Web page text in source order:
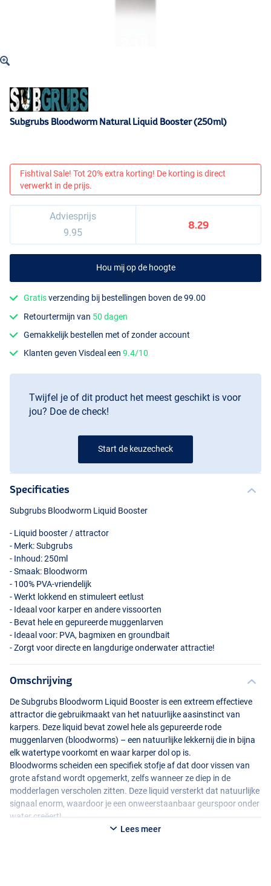
Subgrubs Bloodworm Natural Liquid Booster (250ml)
Fishtival Sale! Tot 20% extra korting! De korting is direct
verwerkt in de prijs.
Adviesprijs
9.95
8.29
Hou mij op de hoogte
Gratisverzending bij bestellingen boven de 99.00
Retourtermijn van 50 dagen
Gemakkelijk bestellen met of zonder account
Klanten geven Visdeal een9.4/10
Twijfel je of dit product het meest geschikt is voor
jou? Doe de check!
Start de keuzecheck
Specificaties
Subgrubs Bloodworm Liquid Booster
- Liquid booster / attractor
- Merk: Subgrubs
- Inhoud: 250ml
- Smaak: Bloodworm
- 100% PVA-vriendelijk
- Werkt lokkend en stimuleert eetlust
- Ideaal voor karper en andere vissoorten
- Bevat hele en gepureerde muggenlarven
- Ideaal voor: PVA, bagmixen en groundbait
- Zorgt voor directe en langdurige onderwater attractie!
Omschrijving
De Subgrubs Bloodworm Liquid Booster is een extreem effectieve
attractor die gebruikmaakt van het natuurlijke aasinstinct van
karpers. Deze liquid bevat zowel hele als gepureerde rode
muggenlarven (bloodworms) – een natuurlijke lekkernij die in bijna
elk watertype voorkomt en waar karper dol op is.
Bloodworms scheiden een specifiek stofje af dat door vissen van
grote afstand wordt opgemerkt, zelfs wanneer ze diep in de
modderlagen verscholen zitten. Deze liquid versterkt dat natuurlijke
signaal enorm, waardoor je een onweerstaanbaar geurspoor onder
water creëert!
Lees meer